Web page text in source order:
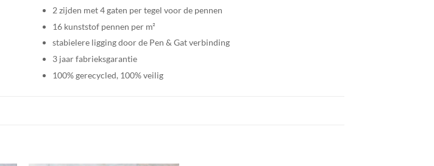
2 zijden met 4 gaten per tegel voor de pennen
16 kunststof pennen per m²
stabielere ligging door de Pen & Gat verbinding
3 jaar fabrieksgarantie
100% gerecycled, 100% veilig